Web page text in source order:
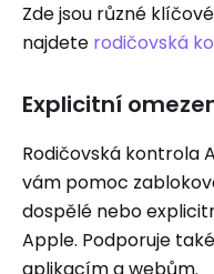
Zde jsou různé
najdete rodičovská
Explicitní
Rodičovská kontrola
vám pomoc
dospělé nebo
Apple. Podporuje